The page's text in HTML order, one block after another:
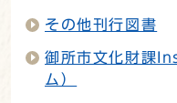
その他刊行図書
御所市文化財課
ム）